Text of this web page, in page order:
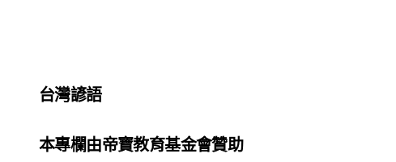
台灣諺語
本專欄由帝寶教育基金會贊助